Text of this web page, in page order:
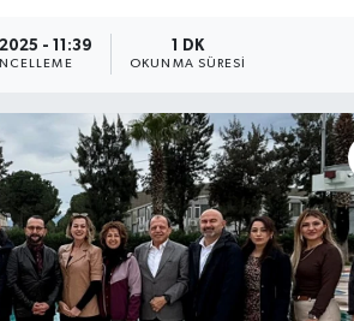
- 11:39 1 DK
OKUNMA SÜRESI